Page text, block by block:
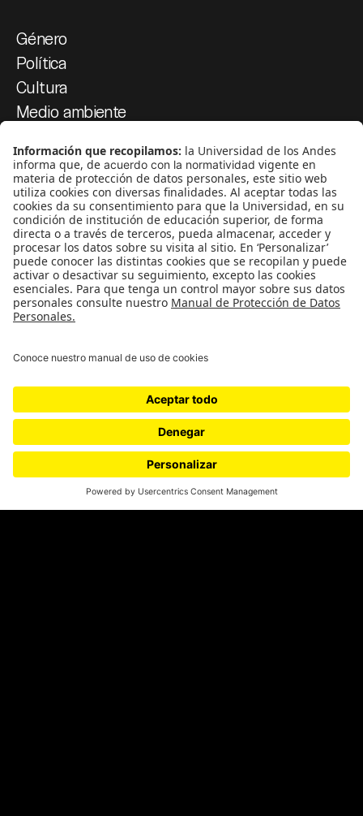
Género
Política
Cultura
Medio ambiente
Ciudad
Movilización social
¿Quiénes somos?
Podcasts
Ediciones especiales
SÍGUENOS
¿Quieres escribir en 070?